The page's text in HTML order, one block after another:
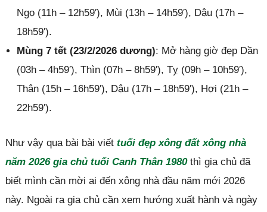
Ngọ (11h – 12h59′), Mùi (13h – 14h59′), Dậu (17h –
18h59′).
Mùng 7 tết (23/2/2026 dương): Mở hàng giờ đẹp Dần
(03h – 4h59′), Thìn (07h – 8h59′), Tỵ (09h – 10h59′),
Thân (15h – 16h59′), Dậu (17h – 18h59′), Hợi (21h –
22h59′).
Như vậy qua bài bài viết tuổi đẹp xông đất xông nhà
năm 2026 gia chủ tuổi Canh Thân 1980thì gia chủ đã
biết mình cần mời ai đến xông nhà đầu năm mới 2026
này. Ngoài ra gia chủ cần xem hướng xuất hành và ngày